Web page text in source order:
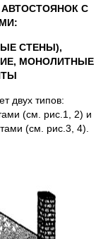
С
СТЕНЫ),
МОНОЛИТНЫЕ
двух типов:
(см. рис.1, 2) и
(см. рис.3, 4).